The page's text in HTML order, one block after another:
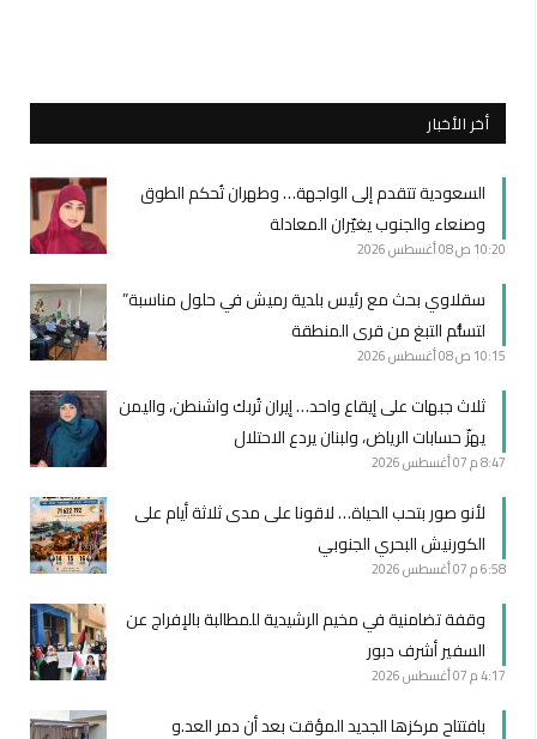
أخر الأخبار
السعودية تتقدم إلى الواجهة… وطهران تُحكم الطوق
وصنعاء والجنوب يغيّران المعادلة
10:20 ص 08 أغسطس 2026
سقلاوي بحث مع رئيس بلدية رميش في حلول مناسبة”
لتسلُّم التبغ من قرى المنطقة
10:15 ص 08 أغسطس 2026
ثلاث جبهات على إيقاع واحد… إيران تُربك واشنطن، واليمن
يهزّ حسابات الرياض، ولبنان يردع الاحتلال
8:47 م 07 أغسطس 2026
لأنو صور بتحب الحياة… لاقونا على مدى ثلاثة أيام على
الكورنيش البحري الجنوبي
6:58 م 07 أغسطس 2026
وقفة تضامنية في مخيم الرشيدية للمطالبة بالإفراج عن
السفير أشرف دبور
4:17 م 07 أغسطس 2026
بافتتاح مركزها الجديد المؤقت بعد أن دمر العد.و